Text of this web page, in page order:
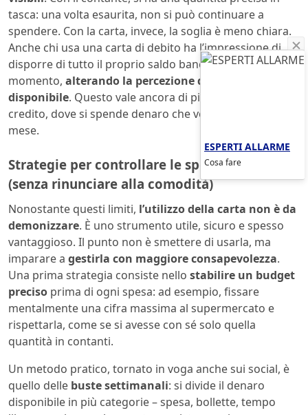
tasca: una volta esaurita, non si può continuare a
spendere. Con la carta, invece, la soglia è meno chiara.
Anche chi usa una carta di debito ha l’impressione di
disporre di tutto il proprio saldo bancario in ogni
momento, alterando la percezione del budget
disponibile. Questo vale ancora di più per le carte di
credito, dove si spende denaro che verrà scalato a fine
mese.
Strategie per controllare le spese digitali
(senza rinunciare alla comodità)
Nonostante questi limiti, l’utilizzo della carta non è da
demonizzare. È uno strumento utile, sicuro e spesso
vantaggioso. Il punto non è smettere di usarla, ma
imparare a gestirla con maggiore consapevolezza.
Una prima strategia consiste nello stabilire un budget
preciso prima di ogni spesa: ad esempio, fissare
mentalmente una cifra massima al supermercato e
rispettarla, come se si avesse con sé solo quella
quantità in contanti.
Un metodo pratico, tornato in voga anche sui social, è
quello delle buste settimanali: si divide il denaro
disponibile in più categorie – spesa, bollette, tempo
ESPERTI ALLARME
Cosa fare